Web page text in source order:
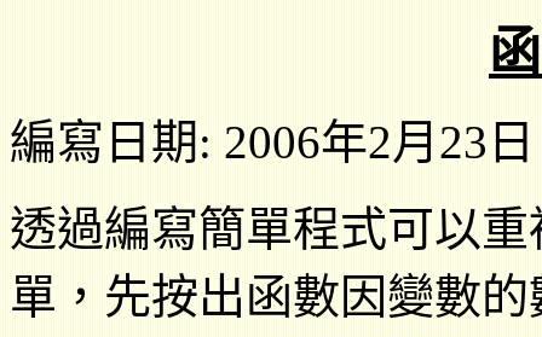
編寫日期: 2006年2月23日
透過編寫簡單程式可以
單，先按出函數因變數